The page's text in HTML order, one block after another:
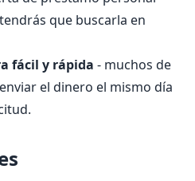
que buscarla en
fácil y rápida - muchos de
el dinero el mismo día